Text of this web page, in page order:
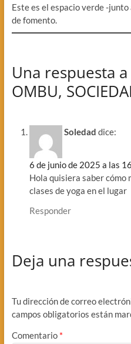
Este es el espacio verde -
de fomento.
Una respuesta a
OMBU,
Soledad dice:
6 de junio de 2025 a las
Hola quisiera saber cómo
clases de yoga en el lugar
Responder
Deja una
Tu dirección de correo
campos obligatorios están
Comentario *